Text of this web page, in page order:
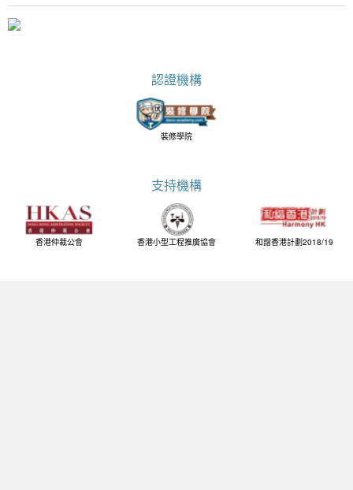
認證機構
裝修學院
支持機構
香港仲裁公會 香港小型工程推廣協會 和諧香港計劃2018/19